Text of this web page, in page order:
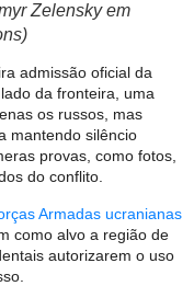
Zelensky em
admissão oficial da
da fronteira, uma
os russos, mas
mantendo silêncio
provas, como fotos,
do conflito.
Armadas ucranianas
como alvo a região de
autorizarem o uso